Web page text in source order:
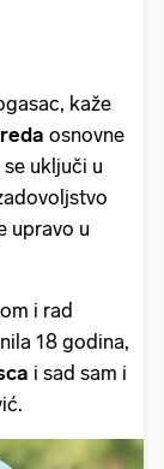
kaže
osnovne
uključi u
upravo u
i rad
18 godina,
i sad sam i